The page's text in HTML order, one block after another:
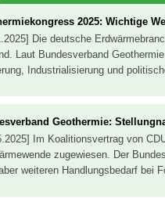
2025: Wichtige
Die deutsche
Laut Bundesverband
Industrialisierung und
Geothermie:
Im Koalitionsvertrag von
zugewiesen. Der
weiteren Handlungsbedarf bei